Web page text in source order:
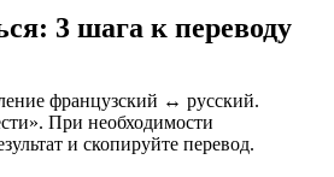
3 шага к переводу
французский ↔ русский.
При необходимости
и скопируйте перевод.